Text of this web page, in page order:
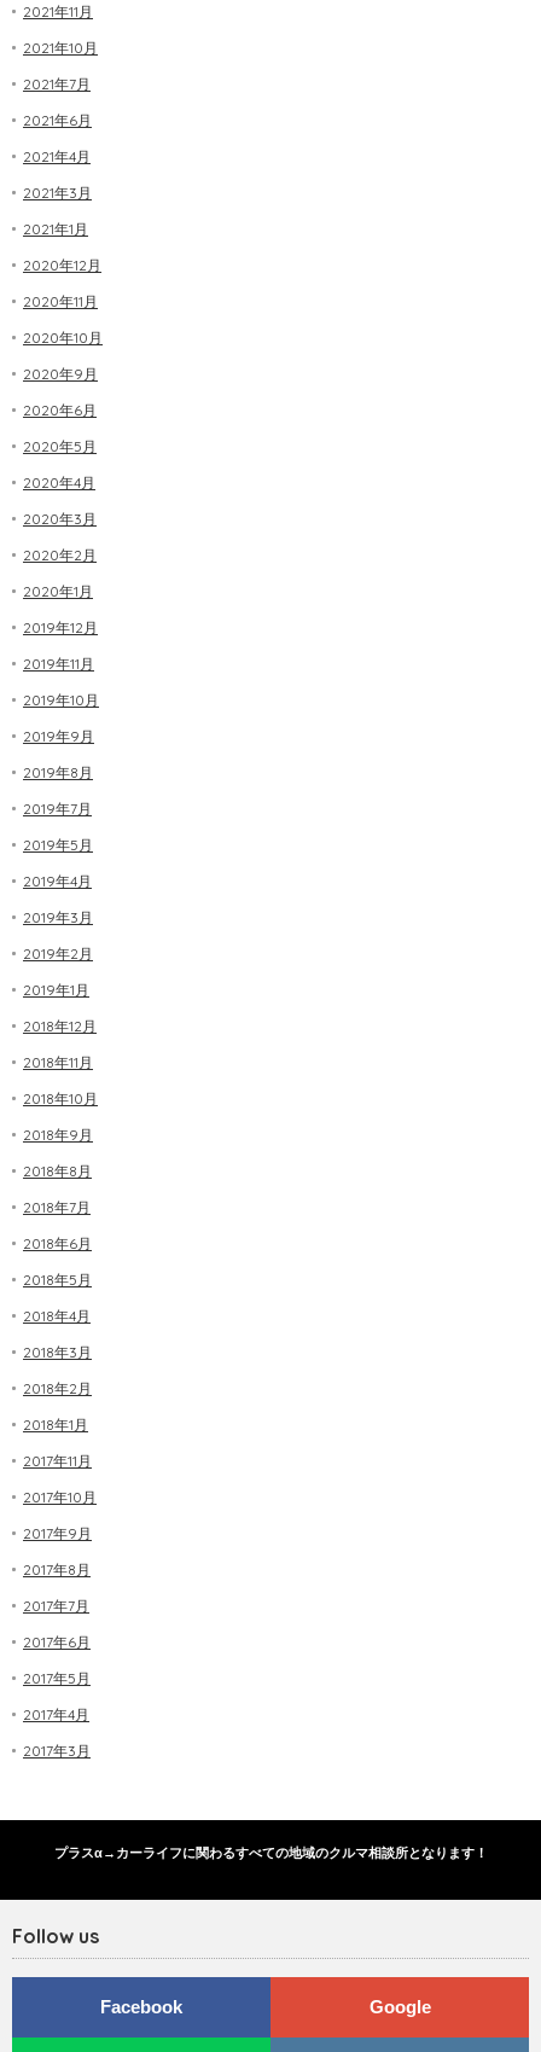
2021年11月
2021年10月
2021年7月
2021年6月
2021年4月
2021年3月
2021年1月
2020年12月
2020年11月
2020年10月
2020年9月
2020年6月
2020年5月
2020年4月
2020年3月
2020年2月
2020年1月
2019年12月
2019年11月
2019年10月
2019年9月
2019年8月
2019年7月
2019年5月
2019年4月
2019年3月
2019年2月
2019年1月
2018年12月
2018年11月
2018年10月
2018年9月
2018年8月
2018年7月
2018年6月
2018年5月
2018年4月
2018年3月
2018年2月
2018年1月
2017年11月
2017年10月
2017年9月
2017年8月
2017年7月
2017年6月
2017年5月
2017年4月
2017年3月
プラスα→カーライフに関わるすべての地域のクルマ相談所となります！
Follow us
Facebook Google